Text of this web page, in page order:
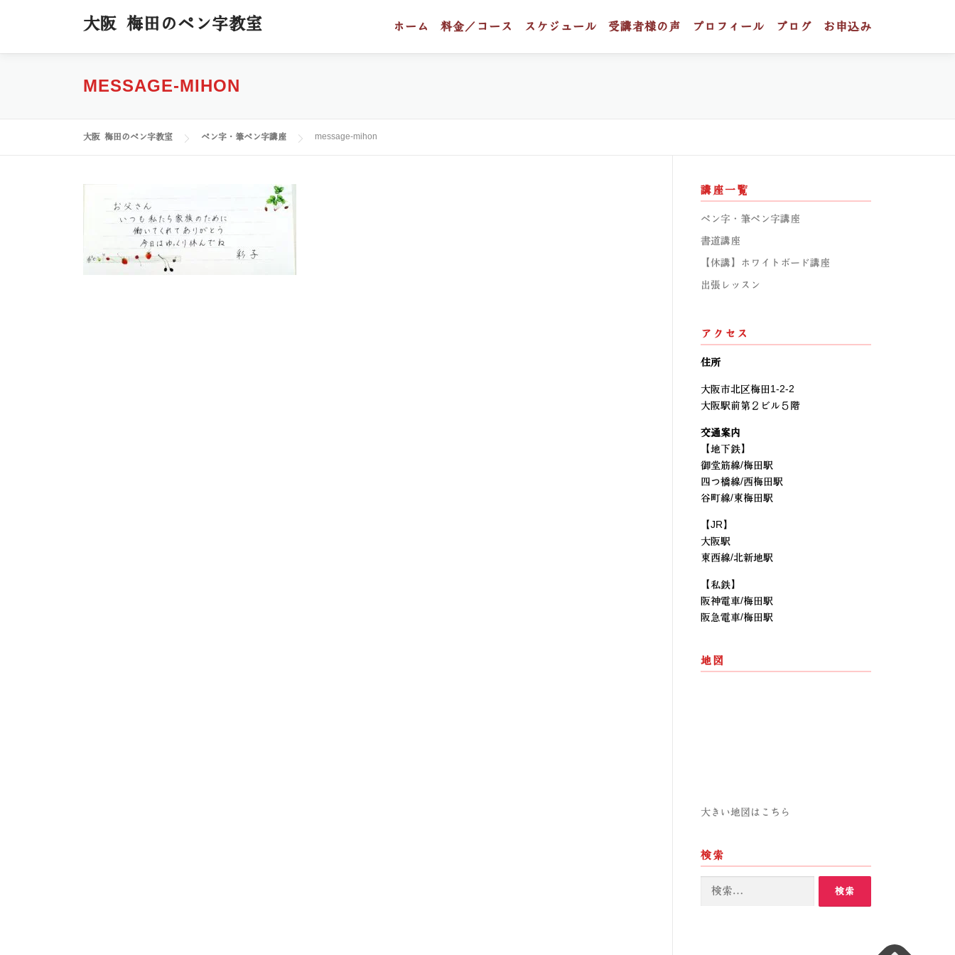
ン
大阪 梅田のペン字教室 ホーム 料金／コース スケジュール 受講者様の声 プロフィール ブログ お申込み
MESSAGE-MIHON
大阪 梅田のペン字教室 ペン字・筆ペン字講座 message-mihon
講座一覧
ペン字・筆ペン字講座
書道講座
【休講】ホワイトボード講座
出張レッスン
アクセス
住所
大阪市北区梅田1-2-2
大阪駅前第２ビル５階
交通案内
【地下鉄】
御堂筋線/梅田駅
四つ橋線/西梅田駅
谷町線/東梅田駅
【JR】
大阪駅
東西線/北新地駅
【私鉄】
阪神電車/梅田駅
阪急電車/梅田駅
地図
大きい地図はこちら
検索